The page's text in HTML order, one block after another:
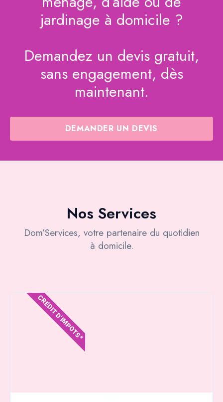
jardinage à domicile ?
Demandez un devis gratuit,
sans engagement, dès
maintenant.
DEMANDER UN DEVIS
Nos Services
Dom’Services, votre partenaire du quotidien
à domicile.
CRÉDIT D'IMPOTS*